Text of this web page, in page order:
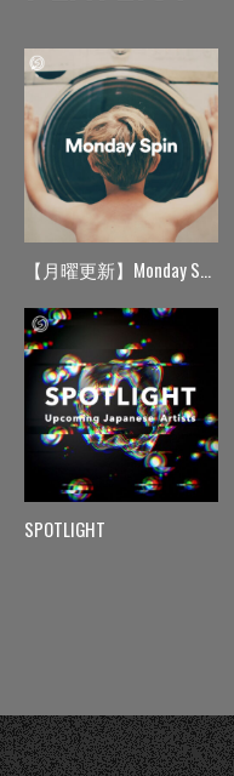
【月曜更新】Monday Spin
SPOTLIGHT